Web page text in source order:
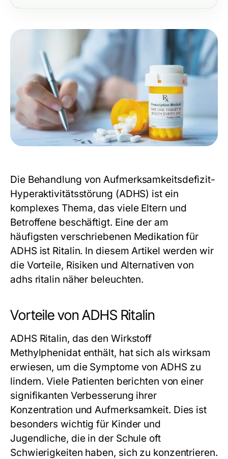
Die Behandlung von Aufmerksamkeitsdefizit-
Hyperaktivitätsstörung (ADHS) ist ein
komplexes Thema, das viele Eltern und
Betroffene beschäftigt. Eine der am
häufigsten verschriebenen Medikation für
ADHS ist Ritalin. In diesem Artikel werden wir
die Vorteile, Risiken und Alternativen von
adhs ritalin näher beleuchten.
Vorteile von ADHS Ritalin
ADHS Ritalin, das den Wirkstoff
Methylphenidat enthält, hat sich als wirksam
erwiesen, um die Symptome von ADHS zu
lindern. Viele Patienten berichten von einer
signifikanten Verbesserung ihrer
Konzentration und Aufmerksamkeit. Dies ist
besonders wichtig für Kinder und
Jugendliche, die in der Schule oft
Schwierigkeiten haben, sich zu konzentrieren.